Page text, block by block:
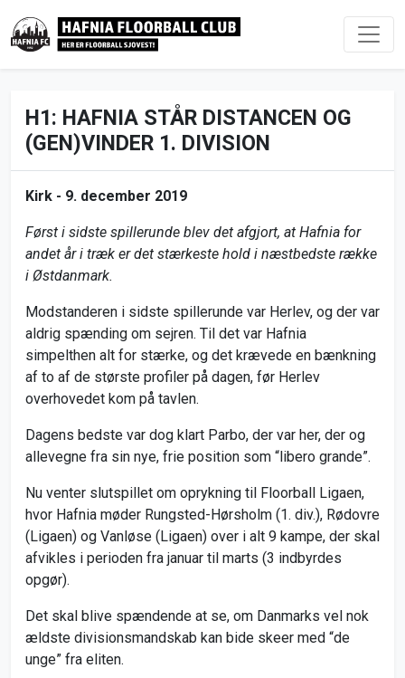
H1: HAFNIA STÅR DISTANCEN OG
(GEN)VINDER 1. DIVISION
Kirk - 9. december 2019
Først i sidste spillerunde blev det afgjort, at Hafnia for
andet år i træk er det stærkeste hold i næstbedste række
i Østdanmark.
Modstanderen i sidste spillerunde var Herlev, og der var
aldrig spænding om sejren. Til det var Hafnia
simpelthen alt for stærke, og det krævede en bænkning
af to af de største profiler på dagen, før Herlev
overhovedet kom på tavlen.
Dagens bedste var dog klart Parbo, der var her, der og
allevegne fra sin nye, frie position som “libero grande”.
Nu venter slutspillet om oprykning til Floorball Ligaen,
hvor Hafnia møder Rungsted-Hørsholm (1. div.), Rødovre
(Ligaen) og Vanløse (Ligaen) over i alt 9 kampe, der skal
afvikles i perioden fra januar til marts (3 indbyrdes
opgør).
Det skal blive spændende at se, om Danmarks vel nok
ældste divisionsmandskab kan bide skeer med “de
unge” fra eliten.